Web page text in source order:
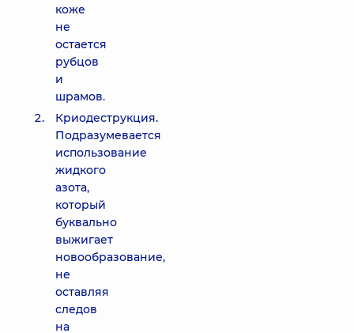
коже
не
остается
рубцов
и
шрамов.
Криодеструкция.
Подразумевается
использование
жидкого
азота,
который
буквально
выжигает
новообразование,
не
оставляя
следов
на